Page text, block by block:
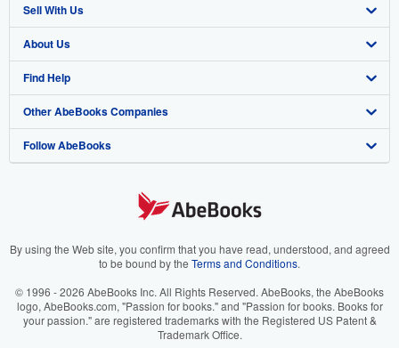
Advanced Search
Browse Collections
My Account
My Orders
View Basket
Sell With Us
Start Selling
Join Our Affiliate Program
Book Buyback
Refer a seller
About Us
About AbeBooks
Media
Careers
Your Ads Privacy Choices
Accessibility
Find Help
Help
Customer Support
Other AbeBooks Companies
AbeBooks.co.uk
AbeBooks.it
AbeBooks.ca
Follow AbeBooks
By using the Web site, you confirm that you have read, understood, and agreed
to be bound by the Terms and Conditions.
© 1996 - 2026 AbeBooks Inc. All Rights Reserved. AbeBooks, the AbeBooks
logo, AbeBooks.com, "Passion for books." and "Passion for books. Books for
your passion." are registered trademarks with the Registered US Patent &
Trademark Office.